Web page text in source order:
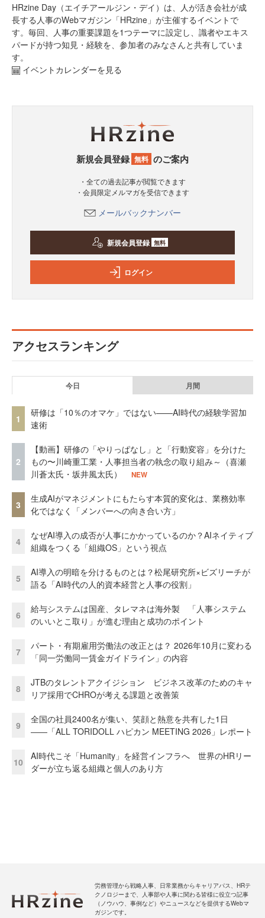
HRzine Day（エイチアールジン・デイ）は、人が活き会社が成
長する人事のWebマガジン「HRzine」が主催するイベントで
す。毎回、人事の重要課題を1つテーマに設定し、識者やエキス
パードが持つ知見・経験を、参加者のみなさんと共有していま
す。
イベントカレンダーを見る
新規会員登録 無料 のご案内
・全ての過去記事が閲覧できます
・会員限定メルマガを受信できます
メールバックナンバー
新規会員登録 無料
ログイン
アクセスランキング
今日 月間
1
研修は「10％のオマケ」ではない——AI時代の経験学習加
速術
2
【動画】研修の「やりっぱなし」と「行動変容」を分けた
もの〜川崎重工業・人事担当者の執念の取り組み～（喜瀬
川蒼太氏・坂井風太氏）
NEW
3
生成AIがマネジメントにもたらす本質的変化は、業務効率
化ではなく「メンバーへの向き合い方」
4
なぜAI導入の成否が人事にかかっているのか？AIネイティブ
組織をつくる「組織OS」という視点
5
AI導入の明暗を分けるものとは？松尾研究所×ビズリーチが
語る「AI時代の人的資本経営と人事の役割」
6
給与システムは国産、タレマネは海外製 「人事システム
のいいとこ取り」が進む理由と成功のポイント
7
パート・有期雇用労働法の改正とは？ 2026年10月に変わる
「同一労働同一賃金ガイドライン」の内容
8
JTBのタレントアクイジション ビジネス改革のためのキャ
リア採用でCHROが考える課題と改善策
9
全国の社員2400名が集い、笑顔と熱意を共有した1日
――「ALL TORIDOLL ハピカン MEETING 2026」レポート
10
AI時代こそ「Humanity」を経営インフラへ 世界のHRリー
ダーが立ち返る組織と個人のあり方
労務管理から戦略人事、日常業務からキャリアパス、HRテ
クノロジーまで、人事部や人事に関わる皆様に役立つ記事
（ノウハウ、事例など）やニュースなどを提供するWebマ
ガジンです。